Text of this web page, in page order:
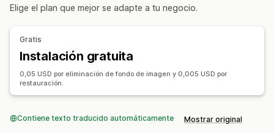
Elige el plan que mejor se adapte a tu negocio.
Gratis
Instalación gratuita
0,05 USD por eliminación de fondo de imagen y 0,005 USD por
restauración.
Contiene texto traducido automáticamente Mostrar original